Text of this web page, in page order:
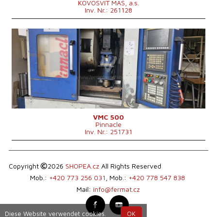
bar
ISO 40 .
Werkzeugmagazin
ja
Positionenanzahl im Werkzeugwechsler24
Maschinengewicht
5500 kg
KOVOSVIT MAS, a.s.
Inv. Nr.: 261128
Baujahr:
0
Kontrollsystem
ja
Steuerung Fanuc
0i - MC
Aufspanntischfläche
610x305 mm
X Weg
510 mm
Y Weg
305 mm
Z Weg
305 mm
Spindeldrehzahl
0 - 2400 /min.
Anzahl der Achsen
3
nein
BT 40 .
Maschinenabmessungen L x B x H 2300x1800x2250 mm
Maschinengewicht
2000 kg
VMC 500
Pinnacle
Inv. Nr.: 251731
Copyright 2026 SHOPEA.cz All Rights Reserved
Mob.: +420 773 256 031 , Mob.: +420 778 547 838
Mail: info@fermat.cz
Diese Website verwendet cookies. OK